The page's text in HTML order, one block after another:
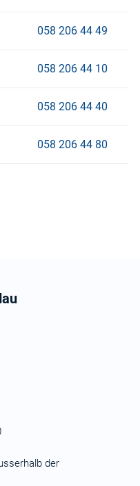
058 206 44 49
058 206 44 10
058 206 44 40
058 206 44 80
der